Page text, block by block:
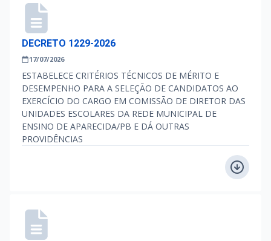
DECRETO 1229-2026
17/07/2026
ESTABELECE CRITÉRIOS TÉCNICOS DE MÉRITO E
DESEMPENHO PARA A SELEÇÃO DE CANDIDATOS AO
EXERCÍCIO DO CARGO EM COMISSÃO DE DIRETOR DAS
UNIDADES ESCOLARES DA REDE MUNICIPAL DE
ENSINO DE APARECIDA/PB E DÁ OUTRAS
PROVIDÊNCIAS